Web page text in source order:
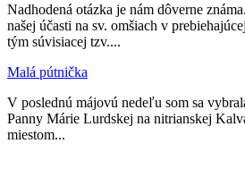
Nadhodená otázka je nám dôverne
našej účasti na sv. omšiach v
tým súvisiacej tzv....
Malá pútnička
V poslednú májovú nedeľu som sa
Panny Márie Lurdskej na nitrianskej
miestom...